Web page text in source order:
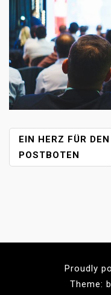
B
E
I
S
EIN HERZ FÜR DEN
POSTBOTEN
Proudly
Theme: